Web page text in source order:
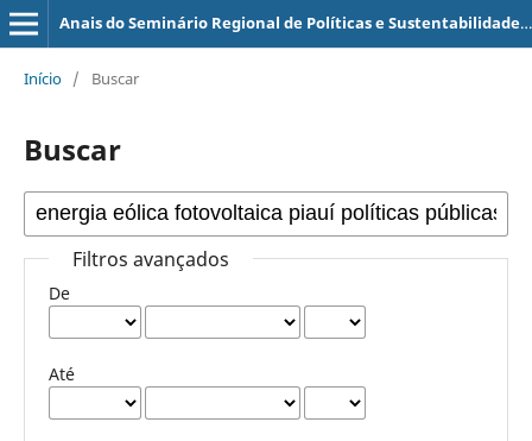
Anais do Seminário Regional de Políticas e Sustentabilidade (SERPS)
Início / Buscar
Buscar
Filtros avançados
De
Até